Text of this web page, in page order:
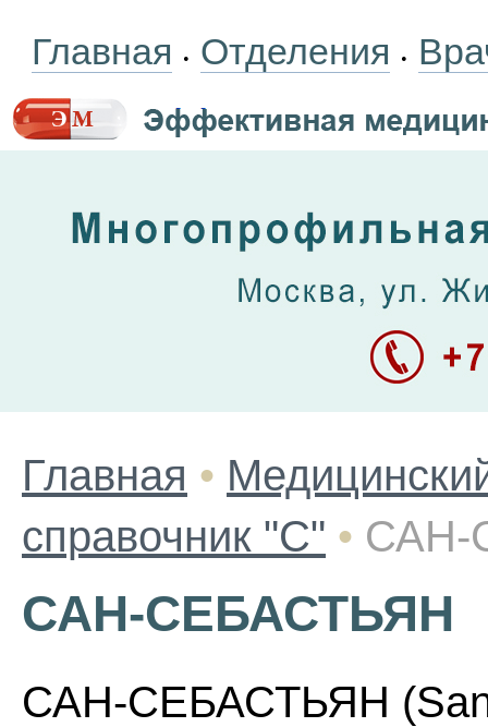
Главная • Отделения •
Главная •
справочник "С" • САН-
САН-СЕБАСТЬЯН
САН-СЕБАСТЬЯН (San